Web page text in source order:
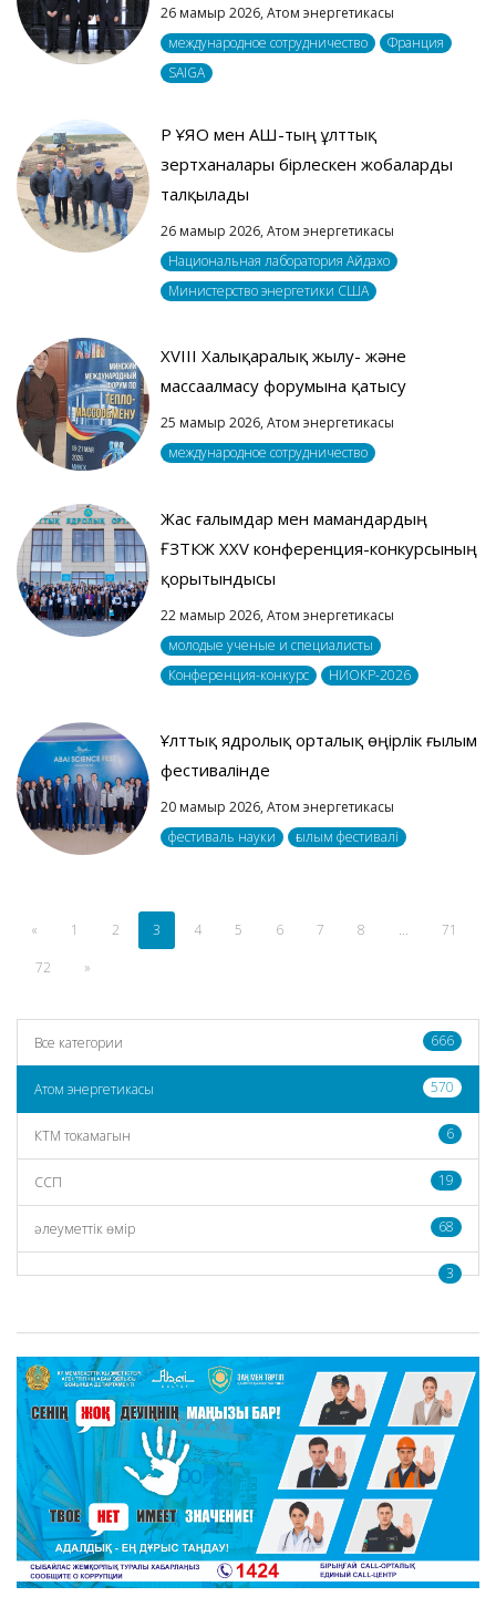
26 мамыр 2026, Атом энергетикасы
международное сотрудничество
Франция
SAIGA
ҚР ҰЯО мен АҚШ-тың ұлттық
зертханалары бірлескен жобаларды
талқылады
26 мамыр 2026, Атом энергетикасы
Национальная лаборатория Айдахо
Министерство энергетики США
XVIII Халықаралық жылу- және
массаалмасу форумына қатысу
25 мамыр 2026, Атом энергетикасы
международное сотрудничество
Жас ғалымдар мен мамандардың
ҒЗТКЖ XXV конференция-конкурсының
қорытындысы
22 мамыр 2026, Атом энергетикасы
молодые ученые и специалисты
Конференция-конкурс
НИОКР-2026
Ұлттық ядролық орталық өңірлік ғылым
фестивалінде
20 мамыр 2026, Атом энергетикасы
фестиваль науки
ғылым фестивалі
« 1 2 3 4 5 6 7 8 ...
71
72
»
Все категории 666
Атом энергетикасы 570
КТМ токамагын 6
CCП 19
әлеуметтік өмір 68
3